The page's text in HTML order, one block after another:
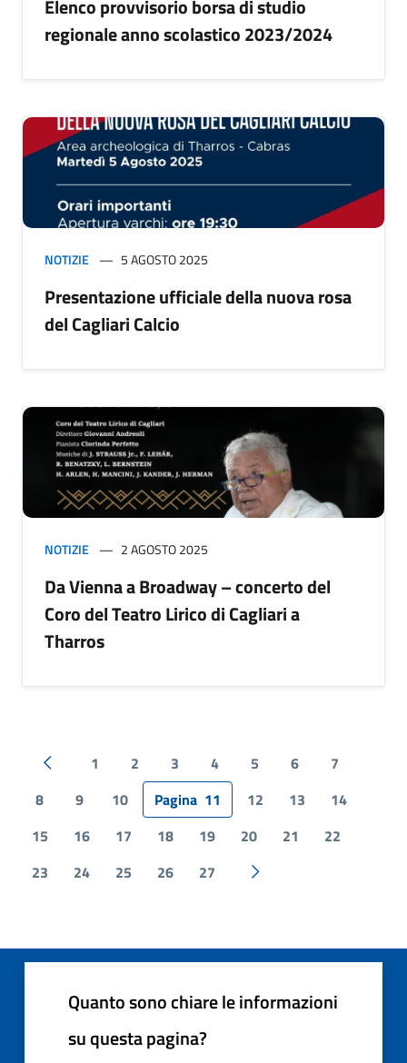
Elenco provvisorio borsa di studio
regionale anno scolastico 2023/2024
NOTIZIE 5 AGOSTO 2025
Presentazione ufficiale della nuova rosa
del Cagliari Calcio
NOTIZIE 2 AGOSTO 2025
Da Vienna a Broadway – concerto del
Coro del Teatro Lirico di Cagliari a
Tharros
Pagina precedente
1 2 3 4 5 6
7
8
9 10 Pagina 11 12 13
14
15
16 17 18 19 20 21
22
23
24 25 26 27 Pagina successiva
Quanto sono chiare le informazioni
su questa pagina?